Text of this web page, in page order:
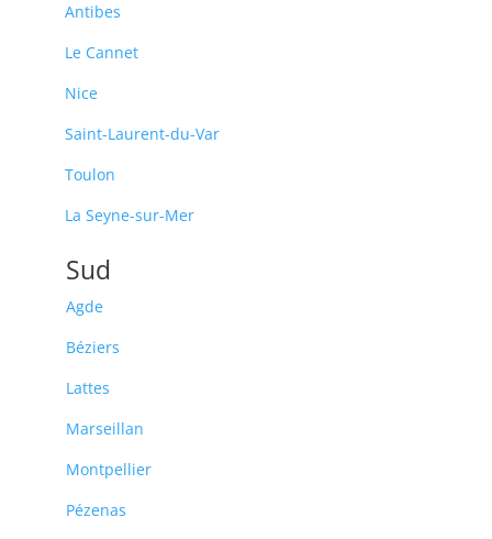
Antibes
Le Cannet
Nice
Saint-Laurent-du-Var
Toulon
La Seyne-sur-Mer
Sud
Agde
Béziers
Lattes
Marseillan
Montpellier
Pézenas